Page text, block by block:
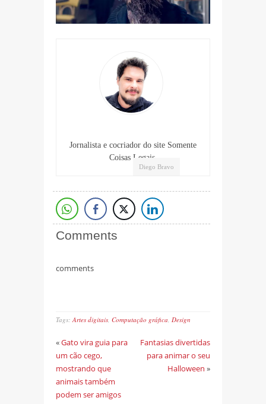
Diego Bravo
Jornalista e cocriador do site Somente
Coisas Legais.
Comments
comments
Tags: Artes digitais Computação gráfica Design
«Gato vira guia para
um cão cego,
mostrando que
animais também
podem ser amigos
Fantasias divertidas
para animar o seu
Halloween »